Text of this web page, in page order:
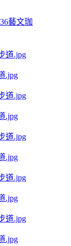
藝文珈
.jpg
.jpg
.jpg
.jpg
.jpg